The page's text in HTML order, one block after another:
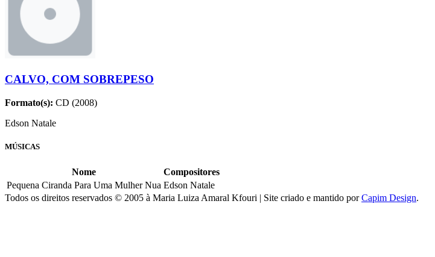
CALVO, COM SOBREPESO
Formato(s): CD (2008)
Edson Natale
MÚSICAS
Nome
Compositores
Pequena Ciranda Para Uma Mulher Nua Edson Natale
Todos os direitos reservados © 2005 à Maria Luiza Amaral Kfouri | Site criado e mantido porCapim Design.